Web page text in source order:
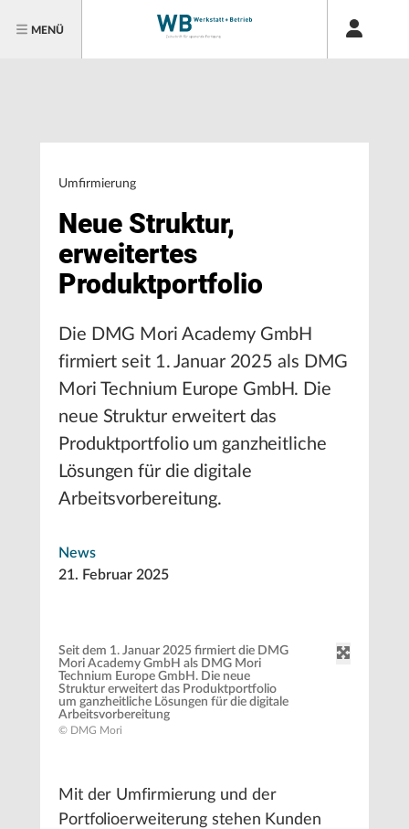
MENÜ
Umfirmierung
Neue Struktur,
erweitertes
Produktportfolio
Die DMG Mori Academy GmbH
firmiert seit 1. Januar 2025 als DMG
Mori Technium Europe GmbH. Die
neue Struktur erweitert das
Produktportfolio um ganzheitliche
Lösungen für die digitale
Arbeitsvorbereitung.
News
21. Februar 2025
Seit dem 1. Januar 2025 firmiert die DMG
Mori Academy GmbH als DMG Mori
Technium Europe GmbH. Die neue
Struktur erweitert das Produktportfolio
um ganzheitliche Lösungen für die digitale
Arbeitsvorbereitung
© DMG Mori
Mit der Umfirmierung und der
Portfolioerweiterung stehen Kunden